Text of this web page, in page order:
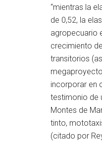
“mientras la
de 0,52, la
agropecuario
crecimiento
transitorios
incorporar en
testimonio de
Montes de
tinto,
(citado por